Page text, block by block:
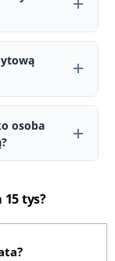
W
być
osób z
zawsze
osoba
tys?